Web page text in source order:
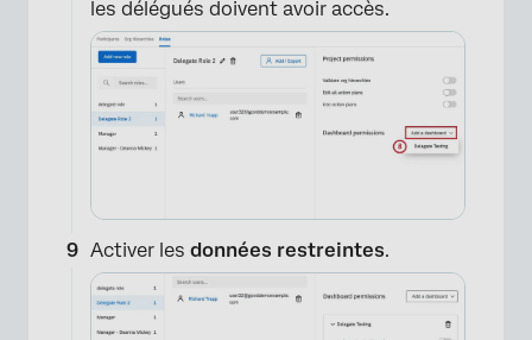
les délégués doivent avoir accès.
Activer les données restreintes.